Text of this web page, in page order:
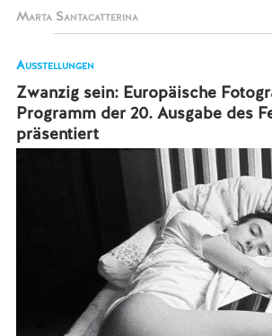
Marta Santacatterina
Ausstellungen
Zwanzig sein: Europäische
Programm der 20. Ausgabe des
präsentiert